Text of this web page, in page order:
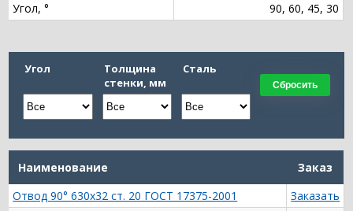
Угол, °
90, 60, 45, 30
Угол
Толщина
стенки, мм
Сталь
Сбросить
Наименование
Заказ
Отвод 90° 630х32 ст. 20 ГОСТ 17375-2001
Заказать